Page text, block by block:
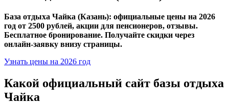
База отдыха Чайка (Казань): официальные цены на 2026
год от 2500 рублей, акции для пенсионеров, отзывы.
Бесплатное бронирование. Получайте скидки через
онлайн-заявку внизу страницы.
Узнать цены на 2026 год
Какой официальный сайт базы отдыха
Чайка